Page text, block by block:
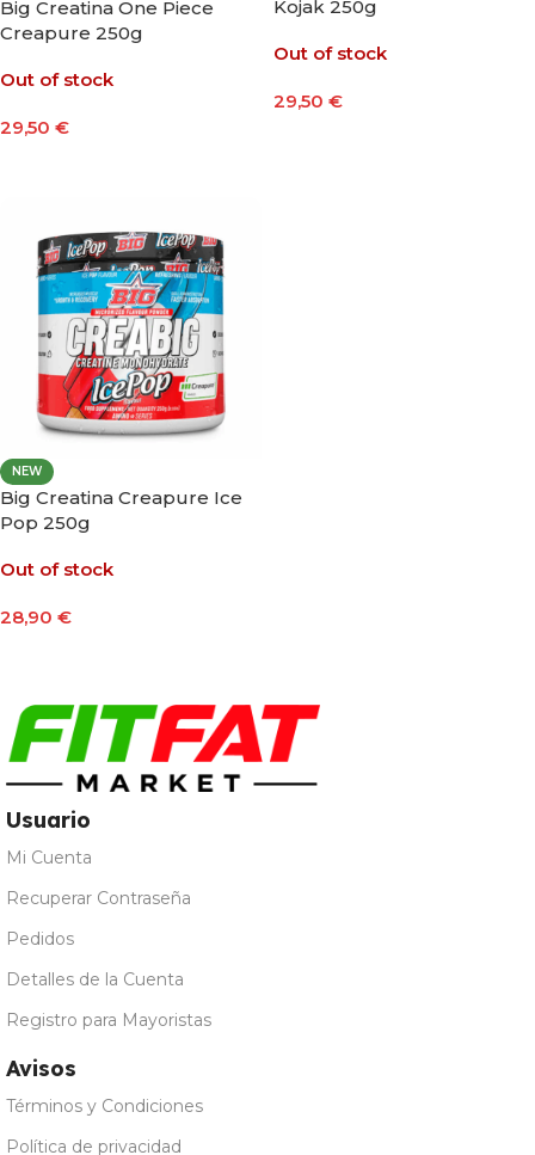
Big Creatina One Piece
Creapure 250g
Out of stock
29,50 €
Kojak 250g
Out of stock
29,50 €
NEW
Big Creatina Creapure Ice
Pop 250g
Out of stock
28,90 €
Usuario
Mi Cuenta
Recuperar Contraseña
Pedidos
Detalles de la Cuenta
Registro para Mayoristas
Avisos
Términos y Condiciones
Política de privacidad